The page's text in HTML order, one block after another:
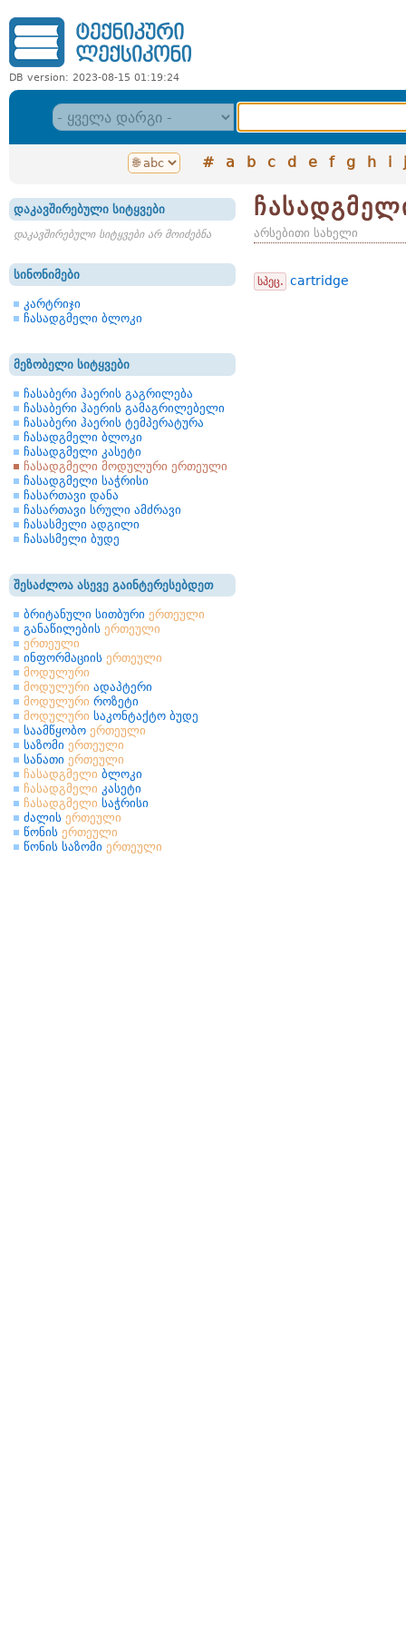
DB version: 2023-08-15 01:19:24
# a b c d e f g h i j
დაკავშირებული სიტყვები
დაკავშირებული სიტყვები არ მოიძებნა
სინონიმები
კარტრიჯი
ჩასადგმელი ბლოკი
მეზობელი სიტყვები
ჩასაბერი ჰაერის გაგრილება
ჩასაბერი ჰაერის გამაგრილებელი
ჩასაბერი ჰაერის ტემპერატურა
ჩასადგმელი ბლოკი
ჩასადგმელი კასეტი
ჩასადგმელი მოდულური ერთეული
ჩასადგმელი საჭრისი
ჩასართავი დანა
ჩასართავი სრული ამძრავი
ჩასასმელი ადგილი
ჩასასმელი ბუდე
შესაძლოა ასევე გაინტერესებდეთ
ბრიტანული სითბური ერთეული
განაწილების ერთეული
ერთეული
ინფორმაციის ერთეული
მოდულური
მოდულური ადაპტერი
მოდულური როზეტი
მოდულური საკონტაქტო ბუდე
საამწყობო ერთეული
საზომი ერთეული
სანათი ერთეული
ჩასადგმელი ბლოკი
ჩასადგმელი კასეტი
ჩასადგმელი საჭრისი
ძალის ერთეული
წონის ერთეული
წონის საზომი ერთეული
არსებითი სახელი
სპეც. cartridge